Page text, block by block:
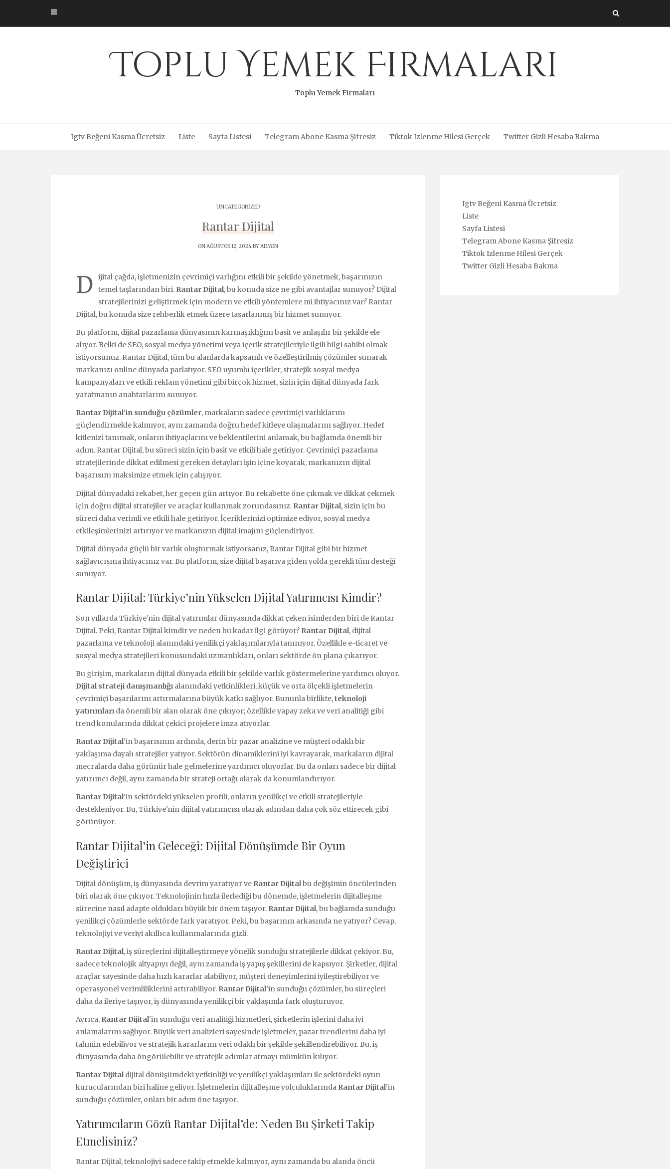
content
Toplu Yemek Firmaları
Toplu Yemek Firmaları
Igtv Beğeni Kasma Ücretsiz Liste Sayfa Listesi Telegram Abone Kasma Şifresiz Tiktok Izlenme Hilesi Gerçek Twitter Gizli Hesaba Bakma
UNCATEGORIZED
Rantar Dijital
ON AĞUSTOS 12, 2024 BYADMIN
D
ijital çağda, işletmenizin çevrimiçi varlığını etkili bir şekilde yönetmek, başarınızın
temel taşlarından biri. Rantar Dijital, bu konuda size ne gibi avantajlar sunuyor? Dijital
stratejilerinizi geliştirmek için modern ve etkili yöntemlere mi ihtiyacınız var? Rantar
Dijital, bu konuda size rehberlik etmek üzere tasarlanmış bir hizmet sunuyor.
Bu platform, dijital pazarlama dünyasının karmaşıklığını basit ve anlaşılır bir şekilde ele
alıyor. Belki de SEO, sosyal medya yönetimi veya içerik stratejileriyle ilgili bilgi sahibi olmak
istiyorsunuz. Rantar Dijital, tüm bu alanlarda kapsamlı ve özelleştirilmiş çözümler sunarak
markanızı online dünyada parlatıyor. SEO uyumlu içerikler, stratejik sosyal medya
kampanyaları ve etkili reklam yönetimi gibi birçok hizmet, sizin için dijital dünyada fark
yaratmanın anahtarlarını sunuyor.
Rantar Dijital’in sunduğu çözümler, markaların sadece çevrimiçi varlıklarını
güçlendirmekle kalmıyor, aynı zamanda doğru hedef kitleye ulaşmalarını sağlıyor. Hedef
kitlenizi tanımak, onların ihtiyaçlarını ve beklentilerini anlamak, bu bağlamda önemli bir
adım. Rantar Dijital, bu süreci sizin için basit ve etkili hale getiriyor. Çevrimiçi pazarlama
stratejilerinde dikkat edilmesi gereken detayları işin içine koyarak, markanızın dijital
başarısını maksimize etmek için çalışıyor.
Dijital dünyadaki rekabet, her geçen gün artıyor. Bu rekabette öne çıkmak ve dikkat çekmek
için doğru dijital stratejiler ve araçlar kullanmak zorundasınız. Rantar Dijital, sizin için bu
süreci daha verimli ve etkili hale getiriyor. İçeriklerinizi optimize ediyor, sosyal medya
etkileşimlerinizi artırıyor ve markanızın dijital imajını güçlendiriyor.
Dijital dünyada güçlü bir varlık oluşturmak istiyorsanız, Rantar Dijital gibi bir hizmet
sağlayıcısına ihtiyacınız var. Bu platform, size dijital başarıya giden yolda gerekli tüm desteği
sunuyor.
Rantar Dijital: Türkiye’nin Yükselen Dijital Yatırımcısı Kimdir?
Son yıllarda Türkiye'nin dijital yatırımlar dünyasında dikkat çeken isimlerden biri de Rantar
Dijital. Peki, Rantar Dijital kimdir ve neden bu kadar ilgi görüyor? Rantar Dijital, dijital
pazarlama ve teknoloji alanındaki yenilikçi yaklaşımlarıyla tanınıyor. Özellikle e-ticaret ve
sosyal medya stratejileri konusundaki uzmanlıkları, onları sektörde ön plana çıkarıyor.
Bu girişim, markaların dijital dünyada etkili bir şekilde varlık göstermelerine yardımcı oluyor.
Dijital strateji danışmanlığı alanındaki yetkinlikleri, küçük ve orta ölçekli işletmelerin
çevrimiçi başarılarını artırmalarına büyük katkı sağlıyor. Bununla birlikte,teknoloji
yatırımları da önemli bir alan olarak öne çıkıyor; özellikle yapay zeka ve veri analitiği gibi
trend konularında dikkat çekici projelere imza atıyorlar.
Rantar Dijital’in başarısının ardında, derin bir pazar analizine ve müşteri odaklı bir
yaklaşıma dayalı stratejiler yatıyor. Sektörün dinamiklerini iyi kavrayarak, markaların dijital
mecralarda daha görünür hale gelmelerine yardımcı oluyorlar. Bu da onları sadece bir dijital
yatırımcı değil, aynı zamanda bir strateji ortağı olarak da konumlandırıyor.
Rantar Dijital'in sektördeki yükselen profili, onların yenilikçi ve etkili stratejileriyle
destekleniyor. Bu, Türkiye'nin dijital yatırımcısı olarak adından daha çok söz ettirecek gibi
görünüyor.
Rantar Dijital’in Geleceği: Dijital Dönüşümde Bir Oyun
Değiştirici
Dijital dönüşüm, iş dünyasında devrim yaratıyor ve Rantar Dijitalbu değişimin öncülerinden
biri olarak öne çıkıyor. Teknolojinin hızla ilerlediği bu dönemde, işletmelerin dijitalleşme
sürecine nasıl adapte oldukları büyük bir önem taşıyor. Rantar Dijital, bu bağlamda sunduğu
yenilikçi çözümlerle sektörde fark yaratıyor. Peki, bu başarının arkasında ne yatıyor? Cevap,
teknolojiyi ve veriyi akıllıca kullanmalarında gizli.
Rantar Dijital, iş süreçlerini dijitalleştirmeye yönelik sunduğu stratejilerle dikkat çekiyor. Bu,
sadece teknolojik altyapıyı değil, aynı zamanda iş yapış şekillerini de kapsıyor. Şirketler, dijital
araçlar sayesinde daha hızlı kararlar alabiliyor, müşteri deneyimlerini iyileştirebiliyor ve
operasyonel verimliliklerini artırabiliyor. Rantar Dijital’in sunduğu çözümler, bu süreçleri
daha da ileriye taşıyor, iş dünyasında yenilikçi bir yaklaşımla fark oluşturuyor.
Ayrıca, Rantar Dijital'in sunduğu veri analitiği hizmetleri, şirketlerin işlerini daha iyi
anlamalarını sağlıyor. Büyük veri analizleri sayesinde işletmeler, pazar trendlerini daha iyi
tahmin edebiliyor ve stratejik kararlarını veri odaklı bir şekilde şekillendirebiliyor. Bu, iş
dünyasında daha öngörülebilir ve stratejik adımlar atmayı mümkün kılıyor.
Rantar Dijital dijital dönüşümdeki yetkinliği ve yenilikçi yaklaşımları ile sektördeki oyun
kurucularından biri haline geliyor. İşletmelerin dijitalleşme yolculuklarında Rantar Dijital’in
sunduğu çözümler, onları bir adım öne taşıyor.
Yatırımcıların Gözü Rantar Dijital’de: Neden Bu Şirketi Takip
Etmelisiniz?
Rantar Dijital, teknolojiyi sadece takip etmekle kalmıyor, aynı zamanda bu alanda öncü
Igtv Beğeni Kasma Ücretsiz
Liste
Sayfa Listesi
Telegram Abone Kasma Şifresiz
Tiktok Izlenme Hilesi Gerçek
Twitter Gizli Hesaba Bakma